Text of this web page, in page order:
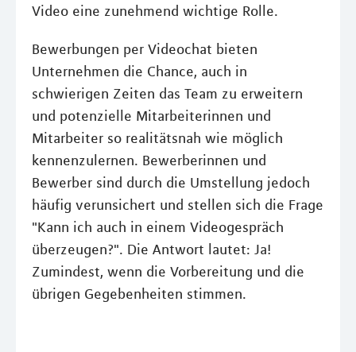
Video eine zunehmend wichtige Rolle.
Bewerbungen per Videochat bieten
Unternehmen die Chance, auch in
schwierigen Zeiten das Team zu erweitern
und potenzielle Mitarbeiterinnen und
Mitarbeiter so realitätsnah wie möglich
kennenzulernen. Bewerberinnen und
Bewerber sind durch die Umstellung jedoch
häufig verunsichert und stellen sich die Frage
"Kann ich auch in einem Videogespräch
überzeugen?". Die Antwort lautet: Ja!
Zumindest, wenn die Vorbereitung und die
übrigen Gegebenheiten stimmen.